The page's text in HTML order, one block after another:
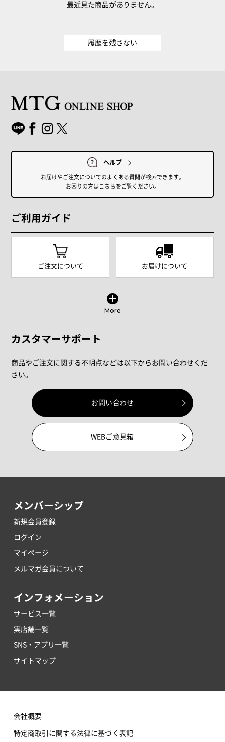
最近見た商品がありません。
履歴を残さない
ヘルプ
お届けやご注文についてのよくある質問が検索できます。
お困りの方はこちらをご覧ください。
ご利用ガイド
ご注文について お届けについて
More
カスタマーサポート
商品やご注文に関する不明点などは以下からお問い合わせくだ
さい。
お問い合わせ
WEBご意見箱
メンバーシップ
新規会員登録
ログイン
マイページ
メルマガ会員について
インフォメーション
サービス一覧
実店舗一覧
SNS・アプリ一覧
サイトマップ
会社概要
特定商取引に関する法律に基づく表記